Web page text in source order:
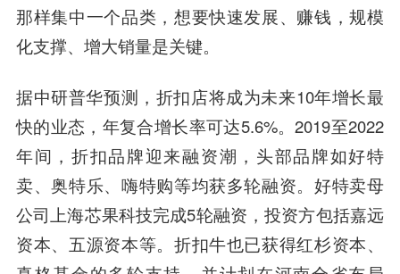
那样集中一个品类，想要快速发展、赚钱，规模
化支撑、增大销量是关键。
据中研普华预测，折扣店将成为未来10年增长最
快的业态，年复合增长率可达5.6%。2019至2022
年间，折扣品牌迎来融资潮，头部品牌如好特
卖、奥特乐、嗨特购等均获多轮融资。好特卖母
公司上海芯果科技完成5轮融资，投资方包括嘉远
资本、五源资本等。折扣牛也已获得红杉资本、